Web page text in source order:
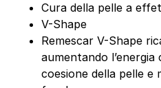
Cura della pelle a
V-Shape
Remescar V-Shape
aumentando
coesione della pelle e